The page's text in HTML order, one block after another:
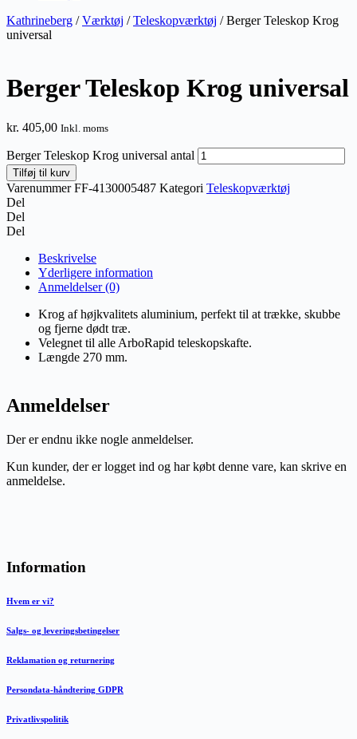
Kathrineberg /Værktøj /Teleskopværktøj / Berger Teleskop Krog
universal
Berger Teleskop Krog universal
kr. 405,00 Inkl. moms
Berger Teleskop Krog universal antal
Tilføj til kurv
VarenummerFF-4130005487 Kategori Teleskopværktøj
Del
Del
Del
Beskrivelse
Yderligere information
Anmeldelser (0)
Krog af højkvalitets aluminium, perfekt til at trække, skubbe
og fjerne dødt træ.
Velegnet til alle ArboRapid teleskopskafte.
Længde 270 mm.
Anmeldelser
Der er endnu ikke nogle anmeldelser.
Kun kunder, der er logget ind og har købt denne vare, kan skrive en
anmeldelse.
Information
Hvem er vi?
Salgs- og leveringsbetingelser
Reklamation og returnering
Persondata-håndtering GDPR
Privatlivspolitik